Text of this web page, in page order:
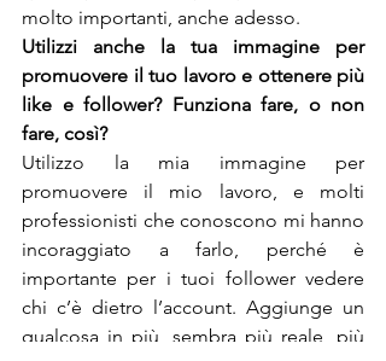
molto importanti, anche adesso.
Utilizzi anche la tua immagine per
promuovere il tuo lavoro e ottenere più
like e follower? Funziona fare, o non
Utilizzo la mia immagine per
promuovere il mio lavoro, e molti
professionisti che conoscono mi hanno
incoraggiato a farlo, perché è
importante per i tuoi follower vedere
chi c’è dietro l’account. Aggiunge un
qualcosa in più, sembra più reale, più